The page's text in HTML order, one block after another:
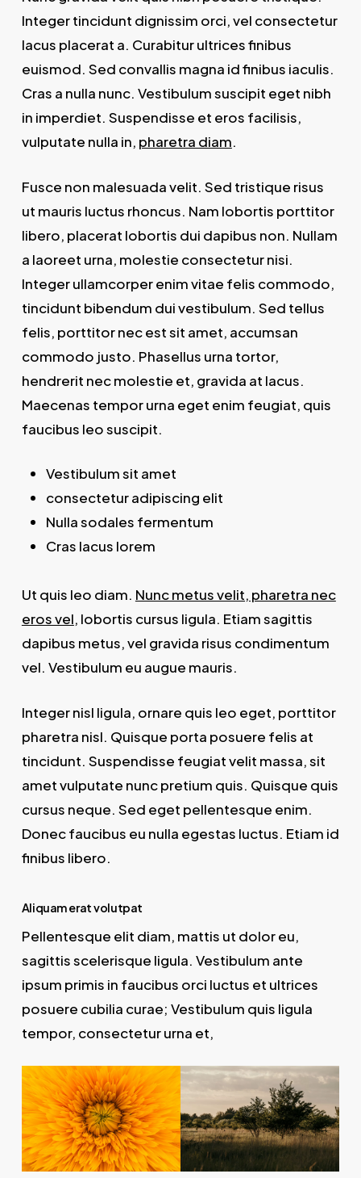
Integer tincidunt dignissim orci, vel consectetur
lacus placerat a. Curabitur ultrices finibus
euismod. Sed convallis magna id finibus iaculis.
Cras a nulla nunc. Vestibulum suscipit eget nibh
in imperdiet. Suspendisse et eros facilisis,
vulputate nulla in, pharetra diam.
Fusce non malesuada velit. Sed tristique risus
ut mauris luctus rhoncus. Nam lobortis porttitor
libero, placerat lobortis dui dapibus non. Nullam
a laoreet urna, molestie consectetur nisi.
Integer ullamcorper enim vitae felis commodo,
tincidunt bibendum dui vestibulum. Sed tellus
felis, porttitor nec est sit amet, accumsan
commodo justo. Phasellus urna tortor,
hendrerit nec molestie et, gravida at lacus.
Maecenas tempor urna eget enim feugiat, quis
faucibus leo suscipit.
Vestibulum sit amet
consectetur adipiscing elit
Nulla sodales fermentum
Cras lacus lorem
Ut quis leo diam. Nunc metus velit, pharetra nec
eros vel, lobortis cursus ligula. Etiam sagittis
dapibus metus, vel gravida risus condimentum
vel. Vestibulum eu augue mauris.
Integer nisl ligula, ornare quis leo eget, porttitor
pharetra nisl. Quisque porta posuere felis at
tincidunt. Suspendisse feugiat velit massa, sit
amet vulputate nunc pretium quis. Quisque quis
cursus neque. Sed eget pellentesque enim.
Donec faucibus eu nulla egestas luctus. Etiam id
finibus libero.
Aliquam erat volutpat
Pellentesque elit diam, mattis ut dolor eu,
sagittis scelerisque ligula. Vestibulum ante
ipsum primis in faucibus orci luctus et ultrices
posuere cubilia curae; Vestibulum quis ligula
tempor, consectetur urna et,